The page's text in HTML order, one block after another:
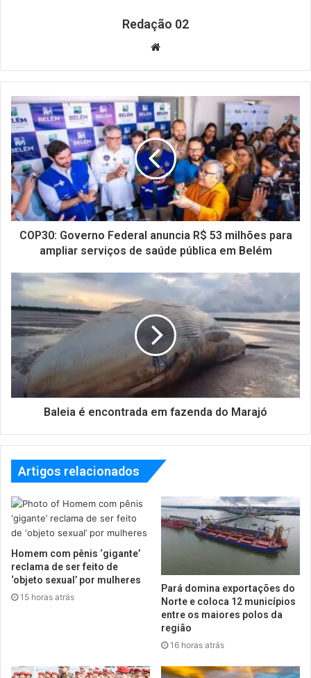
Redação 02
Website
COP30: Governo Federal anuncia R$ 53 milhões para
ampliar serviços de saúde pública em Belém
Baleia é encontrada em fazenda do Marajó
Artigos relacionados
Homem com pênis ‘gigante’
reclama de ser feito de
‘objeto sexual’ por mulheres
15 horas atrás
Pará domina exportações do
Norte e coloca 12 municípios
entre os maiores polos da
região
16 horas atrás